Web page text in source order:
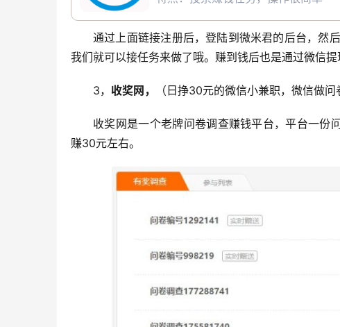
通过上面链接注册后，登陆到微米君的后台，然
我们就可以接任务来做了哦。赚到钱后也是通过微信提
3， 收奖网， （日挣30元的微信小兼职，微信做问
收奖网是一个老牌问卷调查赚钱平台，平台一
赚30元左右。